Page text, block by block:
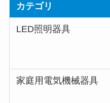
カテゴリ
LED照明器具
家庭用電気機械器具